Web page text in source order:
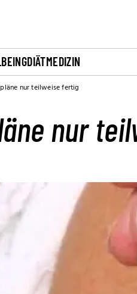
DIÄTMEDIZIN
nur teilweise fertig
nur